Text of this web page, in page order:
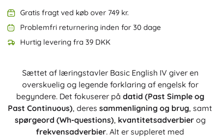
Gratis fragt ved køb over 749 kr.
Problemfri returnering inden for 30 dage
Hurtig levering fra 39 DKK
Sættet af læringstavler Basic English IV giver en
overskuelig og legende forklaring af engelsk for
begyndere. Det fokuserer på datid (Past Simple og
Past Continuous), deres sammenligning og brug, samt
spørgeord (Wh-questions), kvantitetsadverbierog
frekvensadverbier. Alt er suppleret med